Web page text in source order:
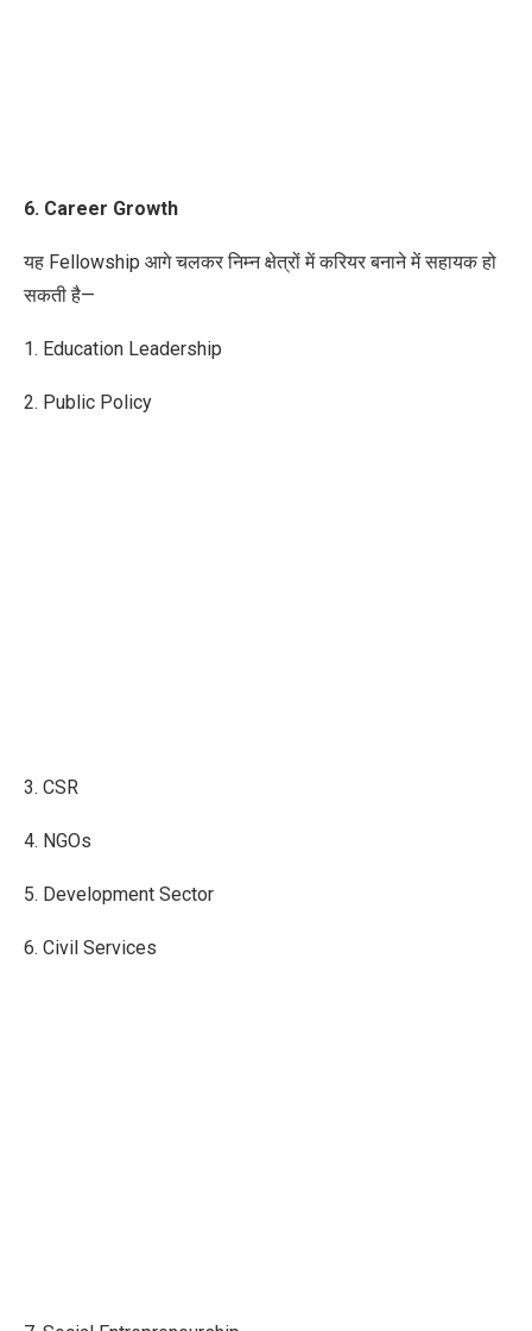
6. Career Growth
यह Fellowship आगे चलकर निम्न क्षेत्रों में करियर बनाने में सहायक हो
सकती है—
1. Education Leadership
2. Public Policy
3. CSR
4. NGOs
5. Development Sector
6. Civil Services